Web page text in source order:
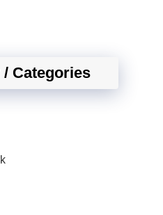
Categories